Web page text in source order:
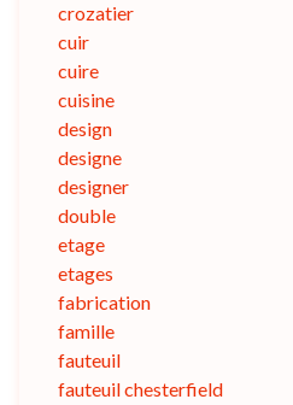
crozatier
cuir
cuire
cuisine
design
designe
designer
double
etage
etages
fabrication
famille
fauteuil
fauteuil chesterfield